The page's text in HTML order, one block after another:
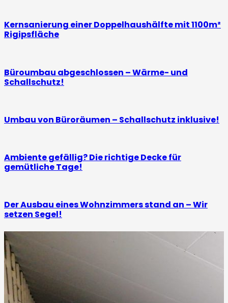
Kernsanierung einer Doppelhaushälfte mit 1100m²
Rigipsfläche
Büroumbau abgeschlossen – Wärme- und
Schallschutz!
Umbau von Büroräumen – Schallschutz inklusive!
Ambiente gefällig? Die richtige Decke für
gemütliche Tage!
Der Ausbau eines Wohnzimmers stand an – Wir
setzen Segel!